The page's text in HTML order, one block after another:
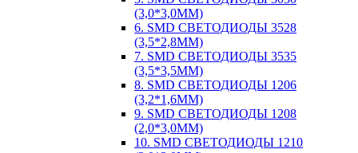
(3,0*3,0ММ)
6. SMD СВЕТОДИОДЫ 3528
(3,5*2,8ММ)
7. SMD СВЕТОДИОДЫ 3535
(3,5*3,5ММ)
8. SMD СВЕТОДИОДЫ 1206
(3,2*1,6ММ)
9. SMD СВЕТОДИОДЫ 1208
(2,0*3,0ММ)
10. SMD СВЕТОДИОДЫ 1210